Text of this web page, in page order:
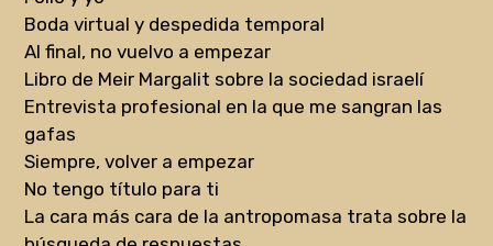
Boda virtual y despedida temporal
Al final, no vuelvo a empezar
Libro de Meir Margalit sobre la sociedad israelí
Entrevista profesional en la que me sangran las
gafas
Siempre, volver a empezar
No tengo título para ti
La cara más cara de la antropomasa trata sobre la